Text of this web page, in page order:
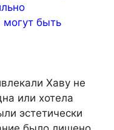
могут быть
Хаву не
или хотела
эстетически